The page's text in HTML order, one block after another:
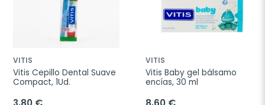
VITIS
Vitis Cepillo Dental Suave
Compact, 1Ud.
VITIS
Vitis Baby gel bálsamo
encías, 30 ml